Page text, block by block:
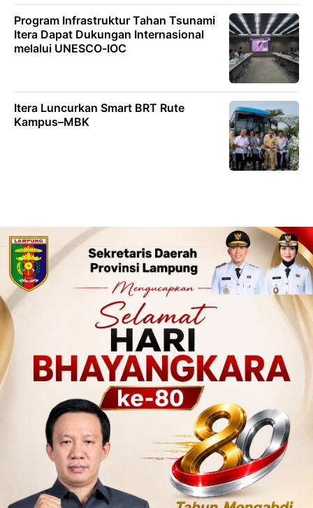
Program Infrastruktur Tahan Tsunami
Itera Dapat Dukungan Internasional
melalui UNESCO-IOC
Itera Luncurkan Smart BRT Rute
Kampus–MBK